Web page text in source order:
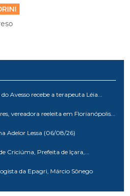
Avesso recebe a terapeuta Léia...
vereadora reeleita em Florianópolis...
Adelor Lessa (06/08/26)
Criciúma, Prefeita de Içara,...
da Epagri, Márcio Sônego